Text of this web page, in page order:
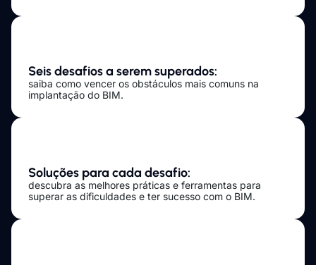
Seis desafios a serem superados:
saiba como vencer os obstáculos mais comuns na
implantação do BIM.
Soluções para cada desafio:
descubra as melhores práticas e ferramentas para
superar as dificuldades e ter sucesso com o BIM.